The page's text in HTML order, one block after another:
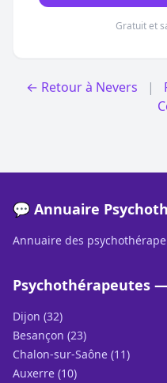
Gratuit et
← Retour à Nevers |
💬 Annuaire
Annuaire des
Psychothérapeutes
Dijon (32)
Besançon (23)
Chalon-sur-Saône (11)
Auxerre (10)